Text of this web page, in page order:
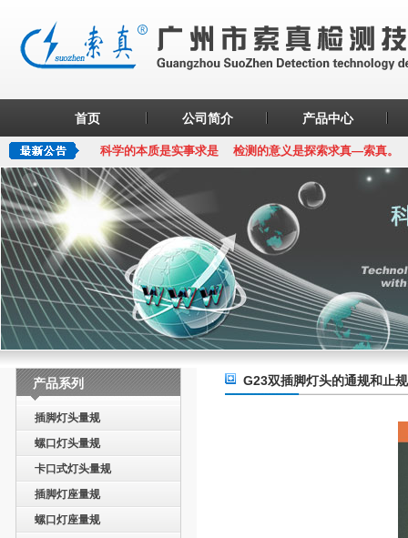
首页 公司简介 产品中心
科学的本质是实事求是 检测的意义是探索求真—索真。
产品系列
插脚灯头量规
螺口灯头量规
卡口式灯头量规
插脚灯座量规
螺口灯座量规
G23双插脚灯头的通规和止规